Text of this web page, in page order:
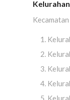
Kelurahan